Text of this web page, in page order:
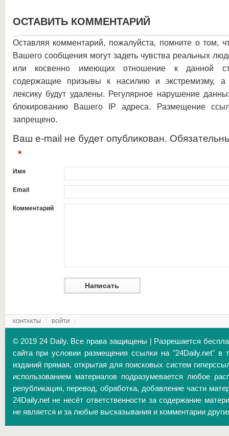
ОСТАВИТЬ КОММЕНТАРИЙ
Оставляя комментарий, пожалуйста, помните о том,
Вашего сообщения могут задеть чувства реальных
или косвенно имеющих отношение к данной
содержащие призывы к насилию и экстремизму, а
лексику будут удалены. Регулярное нарушение
блокированию Вашего IP адреса. Размещение
запрещено.
Ваш e-mail не будет опубликован.
*
Имя
Email
Комментарий
КОНТАКТЫ ВОЙТИ
© 2019 24 Daily. Все права защищены | Разрешается
сайта при условии размещения ссылки на "24Daily.net" в
изданий прямая, открытая для поисковых систем
использованием материалов подразумевается любое
републикация, перевод, обработка, добавление части
24Daily.net не несёт ответственности за содержание
не является и за любые высказывания и комментарии